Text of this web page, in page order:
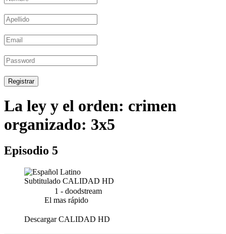
Registrar
La ley y el orden: crimen
organizado: 3x5
Episodio 5
Subtitulado CALIDAD HD
1 - doodstream
El mas rápido
DescargarCALIDAD HD